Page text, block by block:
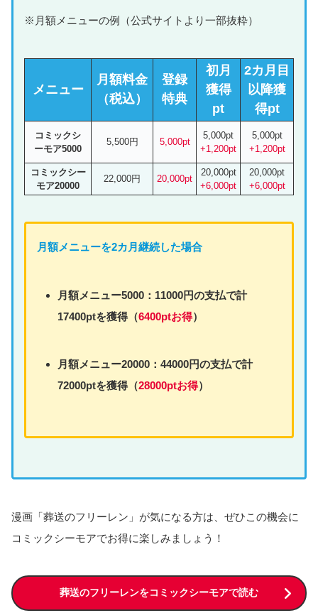
※月額メニューの例（公式サイトより一部抜粋）
メニュー
月額料金
（税込）
登録
特典
初月
獲得
pt
2カ月目
以降獲
得pt
コミックシ
ーモア5000
5,500円 5,000pt
5,000pt
+1,200pt
5,000pt
+1,200pt
コミックシー
モア20000
22,000円 20,000pt
20,000pt
+6,000pt
20,000pt
+6,000pt
月額メニューを2カ月継続した場合
月額メニュー5000：11000円の支払で計
17400ptを獲得（6400ptお得）
月額メニュー20000：44000円の支払で計
72000ptを獲得（28000ptお得）
漫画「葬送のフリーレン」が気になる方は、ぜひこの機会に
コミックシーモアでお得に楽しみましょう！
葬送のフリーレンをコミックシーモアで読む